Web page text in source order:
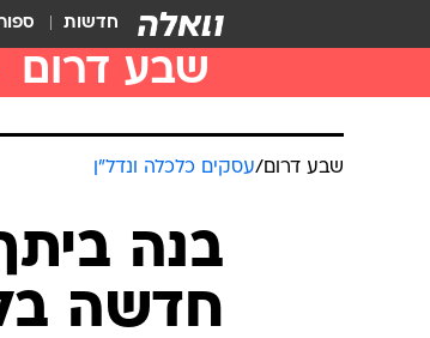
חדשות
שבע דרום
שבע דרום/עסקים כלכלה ונדל"ן
בנה
חדשה